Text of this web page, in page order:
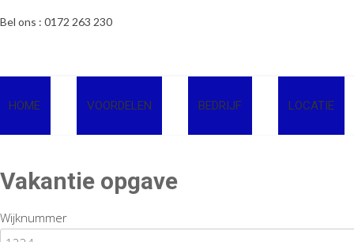
naar
inhoud
Bel ons : 0172 263 230
HOME VOORDELEN BEDRIJF LOCATIE
Vakantie opgave
Wijknummer